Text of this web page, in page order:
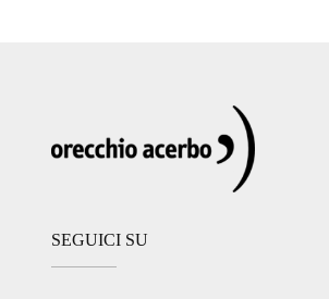
SEGUICI SU